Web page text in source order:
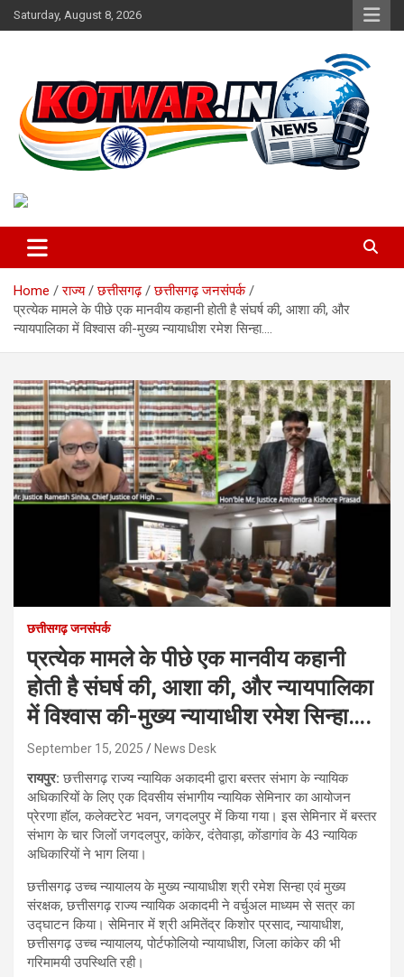
Skip
to
Saturday, August 8, 2026
kotwar.in
Home राज्य छत्तीसगढ़
छत्तीसगढ़ जनसंपर्क
प्रत्येक मामले के पीछे एक मानवीय कहानी होती है संघर्ष की, आशा की, और
न्यायपालिका में विश्वास की-मुख्य न्यायाधीश रमेश सिन्हा….
छत्तीसगढ़ जनसंपर्क
प्रत्येक मामले के पीछे एक मानवीय कहानी
होती है संघर्ष की, आशा की, और न्यायपालिका
में विश्वास की-मुख्य न्यायाधीश रमेश सिन्हा….
September 15, 2025 News Desk
रायपुर:छत्तीसगढ़ राज्य न्यायिक अकादमी द्वारा बस्तर संभाग के न्यायिक
अधिकारियों के लिए एक दिवसीय संभागीय न्यायिक सेमिनार का आयोजन
प्रेरणा हॉल, कलेक्टरेट भवन, जगदलपुर में किया गया। इस सेमिनार में बस्तर
संभाग के चार जिलों जगदलपुर, कांकेर, दंतेवाड़ा, कोंडागांव के 43 न्यायिक
अधिकारियों ने भाग लिया।
छत्तीसगढ़ उच्च न्यायालय के मुख्य न्यायाधीश श्री रमेश सिन्हा एवं मुख्य
संरक्षक, छत्तीसगढ़ राज्य न्यायिक अकादमी ने वर्चुअल माध्यम से सत्र का
उद्घाटन किया। सेमिनार में श्री अमितेंद्र किशोर प्रसाद, न्यायाधीश,
छत्तीसगढ़ उच्च न्यायालय, पोर्टफोलियो न्यायाधीश, जिला कांकेर की भी
गरिमामयी उपस्थिति रही।